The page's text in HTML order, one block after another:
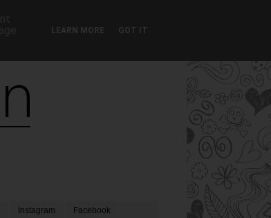
Instagram Facebook
LEARN MORE GOT IT